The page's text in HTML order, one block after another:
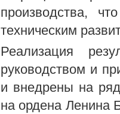
производства,
техническим
Реализация
руководством и
и внедрены на
на ордена Ленина